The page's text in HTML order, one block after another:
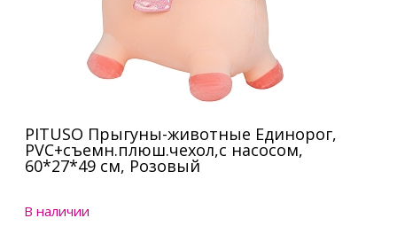
PITUSO Прыгуны-животные Единорог,
PVC+съемн.плюш.чехол,с насосом,
60*27*49 см, Розовый
В наличии